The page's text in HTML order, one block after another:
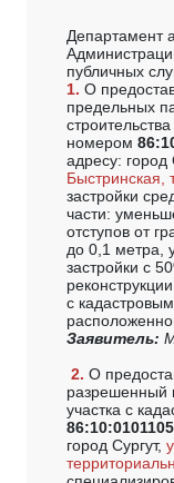
Департамент
публичных
1. О
предельных
номером
адресу: город
Быстринская,
застройки
части:
отступов от
до 0,1 метра,
застройки с
с
Заявитель:
2. О
разрешенный
участка с
город Сургут,